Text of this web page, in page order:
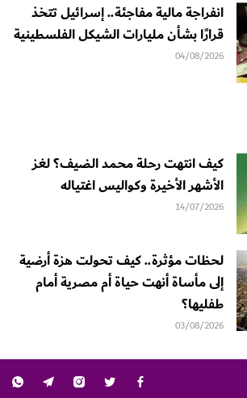
انفراجة مالية مفاجئة.. إسرائيل تتخذ
قرارًا بشأن مليارات الشيكل الفلسطينية
04/08/2026
كيف انتهت رحلة محمد الضيف؟ لغز
الأشهر الأخيرة وكواليس اغتياله
14/07/2026
لحظات مؤثرة.. كيف تحولت هزة أرضية
إلى مأساة أنهت حياة أم مصرية أمام
طفليها؟
03/08/2026